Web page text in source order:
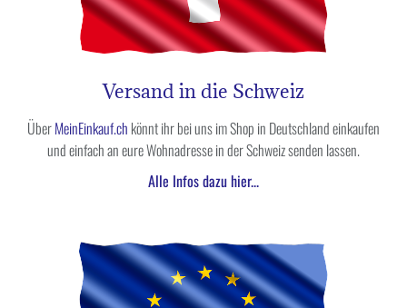
Versand in die Schweiz
ÜberMeinEinkauf.ch könnt ihr bei uns im Shop in Deutschland einkaufen
und einfach an eure Wohnadresse in der Schweiz senden lassen.
Alle Infos dazu hier...